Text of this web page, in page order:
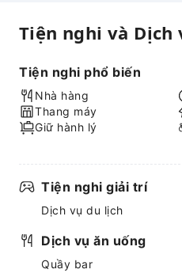
Tiện nghi và Dịch
Tiện nghi phổ biến
Nhà hàng
Thang máy
Giữ hành lý
Tiện nghi giải trí
Dịch vụ du lịch
Dịch vụ ăn uống
Quầy bar